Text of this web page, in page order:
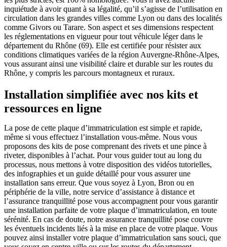
inquiétude à avoir quant à sa légalité, qu’il s’agisse de l’utilisation en
circulation dans les grandes villes comme Lyon ou dans des localités
comme Givors ou Tarare. Son aspect et ses dimensions respectent
les réglementations en vigueur pour tout véhicule léger dans le
département du Rhône (69). Elle est certifiée pour résister aux
conditions climatiques variées de la région Auvergne-Rhône-Alpes,
vous assurant ainsi une visibilité claire et durable sur les routes du
Rhône, y compris les parcours montagneux et ruraux.
Installation simplifiée avec nos kits et
ressources en ligne
La pose de cette plaque d’immatriculation est simple et rapide,
même si vous effectuez l’installation vous-même. Nous vous
proposons des kits de pose comprenant des rivets et une pince à
riveter, disponibles à l’achat. Pour vous guider tout au long du
processus, nous mettons à votre disposition des vidéos tutorielles,
des infographies et un guide détaillé pour vous assurer une
installation sans erreur. Que vous soyez à Lyon, Bron ou en
périphérie de la ville, notre service d’assistance à distance et
l’assurance tranquillité pose vous accompagnent pour vous garantir
une installation parfaite de votre plaque d’immatriculation, en toute
sérénité. En cas de doute, notre assurance tranquillité pose couvre
les éventuels incidents liés à la mise en place de votre plaque. Vous
pouvez ainsi installer votre plaque d’immatriculation sans souci, que